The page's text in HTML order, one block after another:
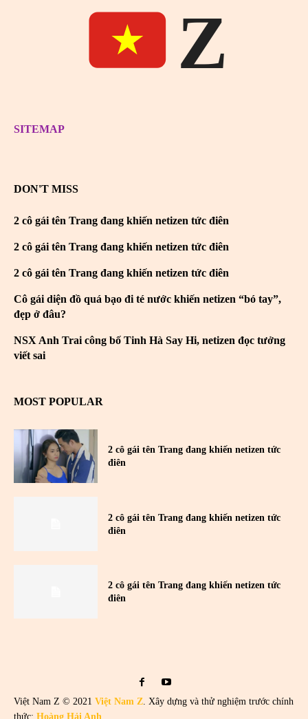
Z
SITEMAP
DON'T MISS
2 cô gái tên Trang đang khiến netizen tức điên
2 cô gái tên Trang đang khiến netizen tức điên
2 cô gái tên Trang đang khiến netizen tức điên
Cô gái diện đồ quá bạo đi té nước khiến netizen “bó tay”,
đẹp ở đâu?
NSX Anh Trai công bố Tinh Hà Say Hi, netizen đọc tưởng
viết sai
MOST POPULAR
2 cô gái tên Trang đang khiến netizen tức
điên
2 cô gái tên Trang đang khiến netizen tức
điên
2 cô gái tên Trang đang khiến netizen tức
điên
Việt Nam Z © 2021 Việt Nam Z. Xây dựng và thử nghiệm trước chính
thức: Hoàng Hải Anh